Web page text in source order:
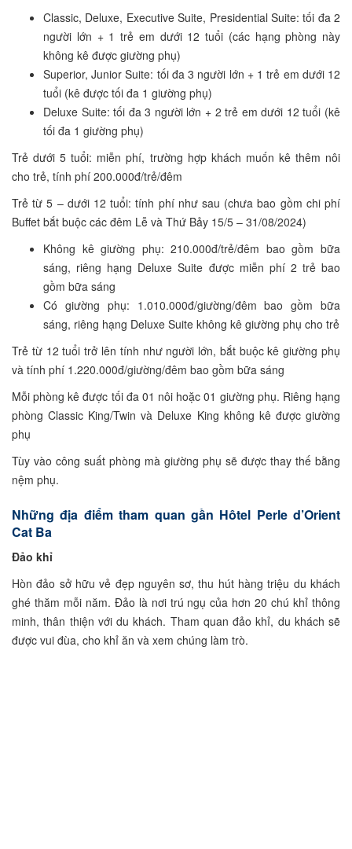
Classic, Deluxe, Executive Suite, Presidential Suite: tối đa 2
người lớn + 1 trẻ em dưới 12 tuổi (các hạng phòng này
không kê được giường phụ)
Superior, Junior Suite: tối đa 3 người lớn + 1 trẻ em dưới 12
tuổi (kê được tối đa 1 giường phụ)
Deluxe Suite: tối đa 3 người lớn + 2 trẻ em dưới 12 tuổi (kê
tối đa 1 giường phụ)
Trẻ dưới 5 tuổi: miễn phí, trường hợp khách muốn kê thêm nôi
cho trẻ, tính phí 200.000đ/trẻ/đêm
Trẻ từ 5 – dưới 12 tuổi: tính phí như sau (chưa bao gồm chi phí
Buffet bắt buộc các đêm Lễ và Thứ Bảy 15/5 – 31/08/2024)
Không kê giường phụ: 210.000đ/trẻ/đêm bao gồm bữa
sáng, riêng hạng Deluxe Suite được miễn phí 2 trẻ bao
gồm bữa sáng
Có giường phụ: 1.010.000đ/giường/đêm bao gồm bữa
sáng, riêng hạng Deluxe Suite không kê giường phụ cho trẻ
Trẻ từ 12 tuổi trở lên tính như người lớn, bắt buộc kê giường phụ
và tính phí 1.220.000đ/giường/đêm bao gồm bữa sáng
Mỗi phòng kê được tối đa 01 nôi hoặc 01 giường phụ. Riêng hạng
phòng Classic King/Twin và Deluxe King không kê được giường
phụ
Tùy vào công suất phòng mà giường phụ sẽ được thay thế bằng
nệm phụ.
Những địa điểm tham quan gần Hôtel Perle d’Orient
Cat Ba
Đảo khỉ
Hòn đảo sở hữu vẻ đẹp nguyên sơ, thu hút hàng triệu du khách
ghé thăm mỗi năm. Đảo là nơi trú ngụ của hơn 20 chú khỉ thông
minh, thân thiện với du khách. Tham quan đảo khỉ, du khách sẽ
được vui đùa, cho khỉ ăn và xem chúng làm trò.